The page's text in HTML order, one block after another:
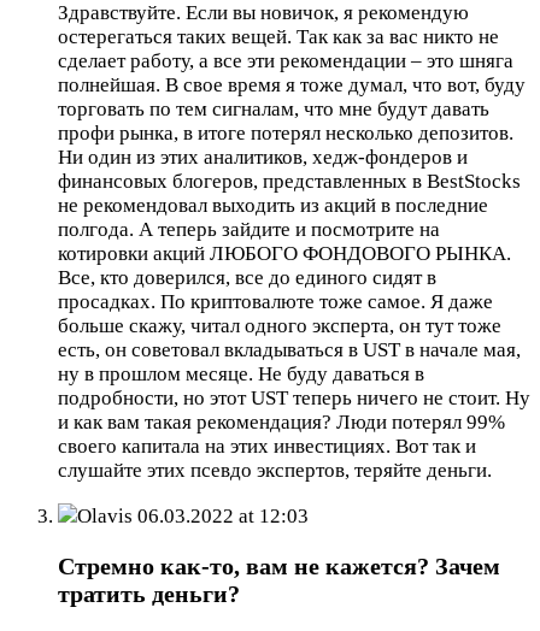
Здравствуйте. Если вы новичок, я рекомендую
остерегаться таких вещей. Так как за вас никто не
сделает работу, а все эти рекомендации – это шняга
полнейшая. В свое время я тоже думал, что вот, буду
торговать по тем сигналам, что мне будут давать
профи рынка, в итоге потерял несколько депозитов.
Ни один из этих аналитиков, хедж-фондеров и
финансовых блогеров, представленных в BestStocks
не рекомендовал выходить из акций в последние
полгода. А теперь зайдите и посмотрите на
котировки акций ЛЮБОГО ФОНДОВОГО РЫНКА.
Все, кто доверился, все до единого сидят в
просадках. По криптовалюте тоже самое. Я даже
больше скажу, читал одного эксперта, он тут тоже
есть, он советовал вкладываться в UST в начале мая,
ну в прошлом месяце. Не буду даваться в
подробности, но этот UST теперь ничего не стоит. Ну
и как вам такая рекомендация? Люди потерял 99%
своего капитала на этих инвестициях. Вот так и
слушайте этих псевдо экспертов, теряйте деньги.
Olavis 06.03.2022 at 12:03
Стремно как-то, вам не кажется? Зачем
тратить деньги?